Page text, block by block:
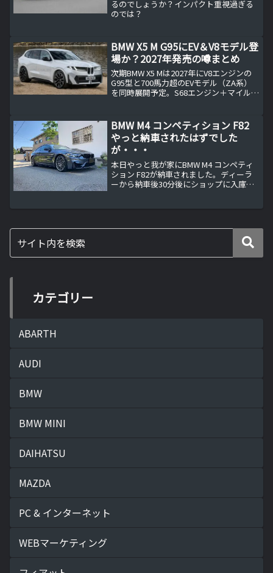
るのでしょうか？インパクト重視過ぎる
のでは？
BMW X5 M G95にEV＆V8モデル登
場か？2027年発売の噂まとめ
次期BMW X5 Mは2027年にV8エンジンの
G95型と700馬力超のEVモデル（ZA系）
を同時展開予定。S68エンジン＋マイルド
SUVの全貌を詳しく解説します。
BMW M4 コンペティション F82
やっと納車されたはずでした
が・・・
本日やっと我が家にBMW M4 コンペティ
ション F82が納車されました。ディーラ
ーから納車後30分後にショップに入庫し
カテゴリー
ABARTH
AUDI
BMW
BMW MINI
DAIHATSU
MAZDA
PC & インターネット
WEBマーケティング